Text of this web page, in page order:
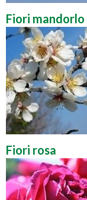
Fiori mandorlo
Fiori rosa